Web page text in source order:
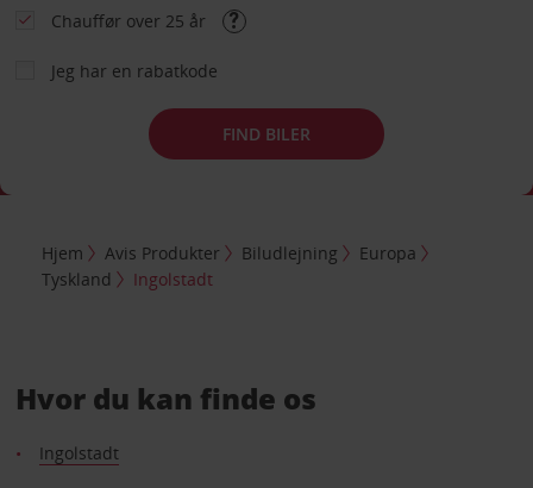
Chauffør over 25 år
Jeg har en rabatkode
FIND BILER
Hjem Avis Produkter Biludlejning
Europa
Tyskland
Ingolstadt
Hvor du kan finde os
Ingolstadt